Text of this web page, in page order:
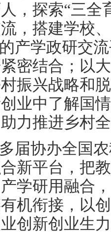
，探索“三全
，搭建学校
产学政研交
密结合；以
振兴战略和
业中了解国
力推进乡村
届协办全国
新平台，把
学研用融合
机衔接，以
创新创业生